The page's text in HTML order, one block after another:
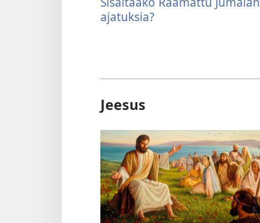
ajatuksia?
Jeesus